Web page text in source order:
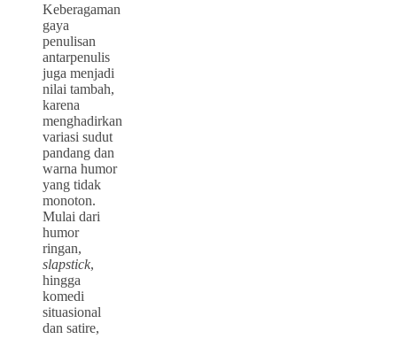
Keberagaman
gaya
penulisan
antarpenulis
juga menjadi
nilai tambah,
karena
menghadirkan
variasi sudut
pandang dan
warna humor
yang tidak
monoton.
Mulai dari
humor
ringan,
slapstick,
hingga
komedi
situasional
dan satire,